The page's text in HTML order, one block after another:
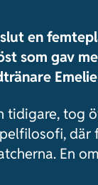
en
som gav
tidigare, tog
där
En